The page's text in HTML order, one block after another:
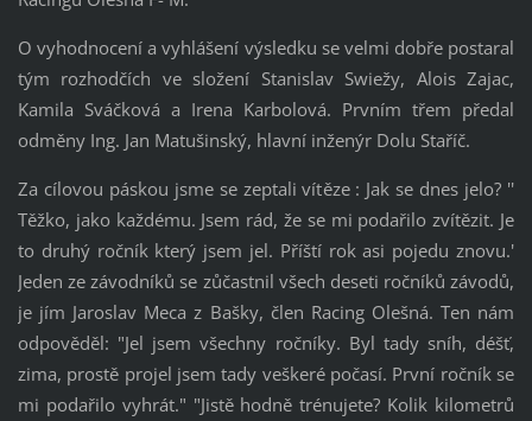
O vyhodnocení a vyhlášení výsledku se velmi dobře postaral
tým rozhodčích ve složení Stanislav Swiežy, Alois Zajac,
Kamila Sváčková a Irena Karbolová. Prvním třem předal
odměny Ing. Jan Matušinský, hlavní inženýr Dolu Staříč.
Za cílovou páskou jsme se zeptali vítěze : Jak se dnes jelo? ''
Těžko, jako každému. Jsem rád, že se mi podařilo zvítězit. Je
to druhý ročník který jsem jel. Příští rok asi pojedu znovu.'
Jeden ze závodníků se zůčastnil všech deseti ročníků závodů,
je jím Jaroslav Meca z Bašky, člen Racing Olešná. Ten nám
odpověděl: "Jel jsem všechny ročníky. Byl tady sníh, déšť,
zima, prostě projel jsem tady veškeré počasí. První ročník se
mi podařilo vyhrát." "Jistě hodně trénujete? Kolik kilometrů